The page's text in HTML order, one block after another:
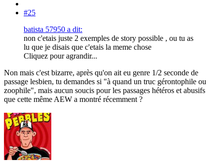
#25
batista 57950 a dit:
non c'etais juste 2 exemples de story possible , ou tu as
lu que je disais que c'etais la meme chose
Cliquez pour agrandir...
Non mais c'est bizarre, après qu'on ait eu genre 1/2 seconde de
passage lesbien, tu demandes si "à quand un truc gérontophile ou
zoophile", mais aucun soucis pour les passages hétéros et abusifs
que cette même AEW a montré récemment ?